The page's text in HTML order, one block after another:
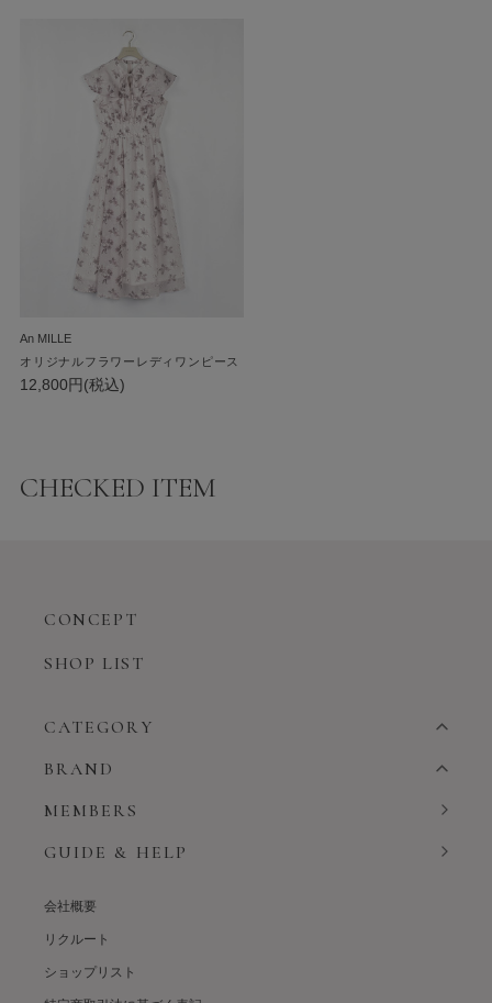
An MILLE
オリジナルフラワーレディワンピース
12,800円(税込)
CHECKED ITEM
CONCEPT
SHOP LIST
CATEGORY
BRAND
MEMBERS
GUIDE & HELP
会社概要
リクルート
ショップリスト